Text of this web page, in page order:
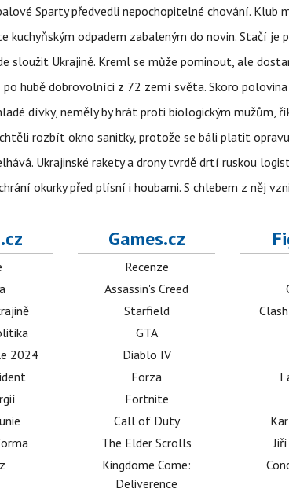
Sparty předvedli nepochopitelné chování. Klub
kuchyňským odpadem zabaleným do novin. Stačí
sloužit Ukrajině. Kreml se může pominout, ale
po hubě dobrovolníci z 72 zemí světa. Skoro
dívky, neměly by hrát proti biologickým mužům,
rozbít okno sanitky, protože se báli platit
Ukrajinské rakety a drony tvrdě drtí ruskou
okurky před plísní i houbami. S chlebem z něj
2024
Games.cz
Recenze
Assassin's Creed
Starfield
GTA
Diablo IV
Forza
Fortnite
Call of Duty
The Elder Scrolls
Kingdome Come:
Deliverence
I